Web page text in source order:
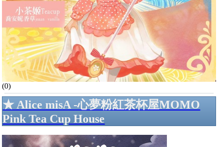
(0)
★ Alice misA -心夢粉紅茶杯屋MOMO
Pink Tea Cup House